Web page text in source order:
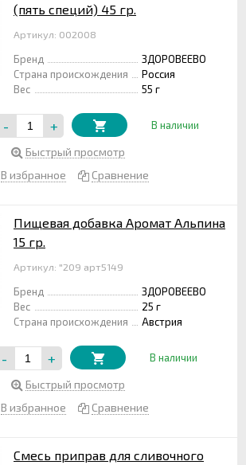
(пять специй) 45 гр.
Артикул: 002008
Бренд
ЗДОРОВЕЕВО
Страна происхождения
Россия
Вес
55 г
- + В наличии
Быстрый просмотр
В избранное
Сравнение
Пищевая добавка Аромат Альпина
15 гр.
Артикул: "209 арт5149
Бренд
ЗДОРОВЕЕВО
Вес
25 г
Страна происхождения
Австрия
- + В наличии
Быстрый просмотр
В избранное
Сравнение
Смесь приправ для сливочного